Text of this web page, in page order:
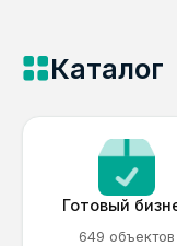
Каталог
Готовый
649 объектов